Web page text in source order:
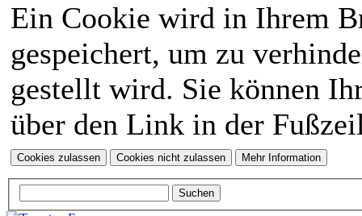
Ein Cookie wird in Ihrem
gespeichert, um zu
gestellt wird. Sie können
über den Link in der